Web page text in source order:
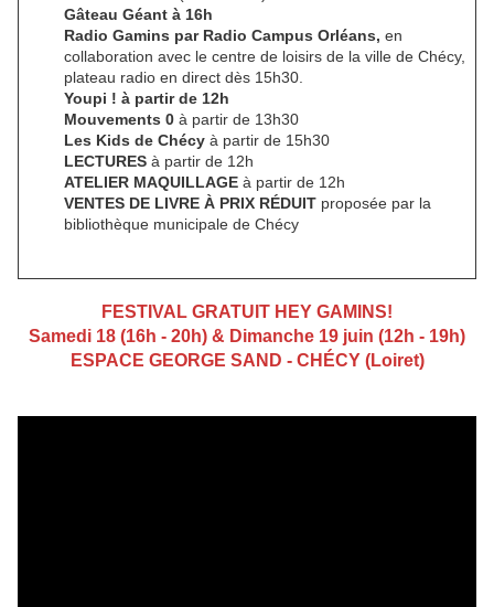
Gâteau Géant à 16h
Radio Gamins par Radio Campus Orléans, en
collaboration avec le centre de loisirs de la ville de Chécy,
plateau radio en direct dès 15h30.
Youpi ! à partir de 12h
Mouvements 0 à partir de 13h30
Les Kids de Chécy à partir de 15h30
LECTURES à partir de 12h
ATELIER MAQUILLAGE à partir de 12h
VENTES DE LIVRE À PRIX RÉDUIT proposée par la
bibliothèque municipale de Chécy
FESTIVAL GRATUIT HEY GAMINS!
Samedi 18 (16h - 20h) & Dimanche 19 juin (12h - 19h)
ESPACE GEORGE SAND - CHÉCY (Loiret)